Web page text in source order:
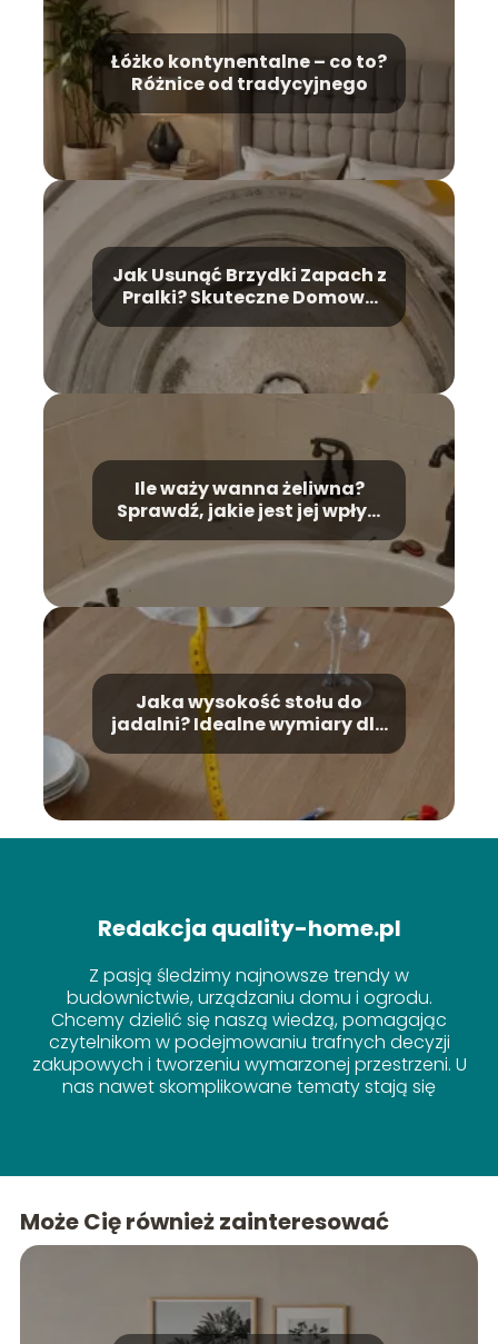
Łóżko kontynentalne – co to?
Różnice od tradycyjnego
Jak Usunąć Brzydki Zapach z
Pralki? Skuteczne Domowe
Ile waży wanna żeliwna?
Sprawdź, jakie jest jej wpływ
Jaka wysokość stołu do
jadalni? Idealne wymiary dla
Redakcja quality-home.pl
Z pasją śledzimy najnowsze trendy w
budownictwie, urządzaniu domu i ogrodu.
Chcemy dzielić się naszą wiedzą, pomagając
czytelnikom w podejmowaniu trafnych decyzji
zakupowych i tworzeniu wymarzonej przestrzeni. U
nas nawet skomplikowane tematy stają się
Może Cię również zainteresować